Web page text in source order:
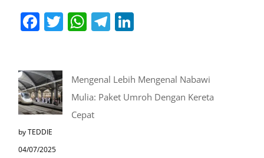
Facebook
Twitter
WhatsApp
Telegram
Mengenal Lebih Mengenal Nabawi
Mulia: Paket Umroh Dengan Kereta
Cepat
by TEDDIE
04/07/2025